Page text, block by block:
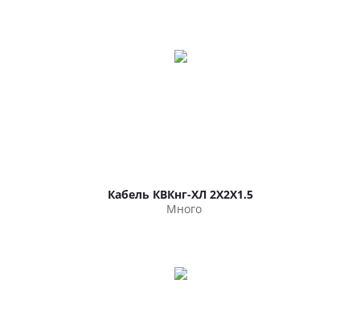
Кабель КВКнг-ХЛ 2Х2Х1.5
Много